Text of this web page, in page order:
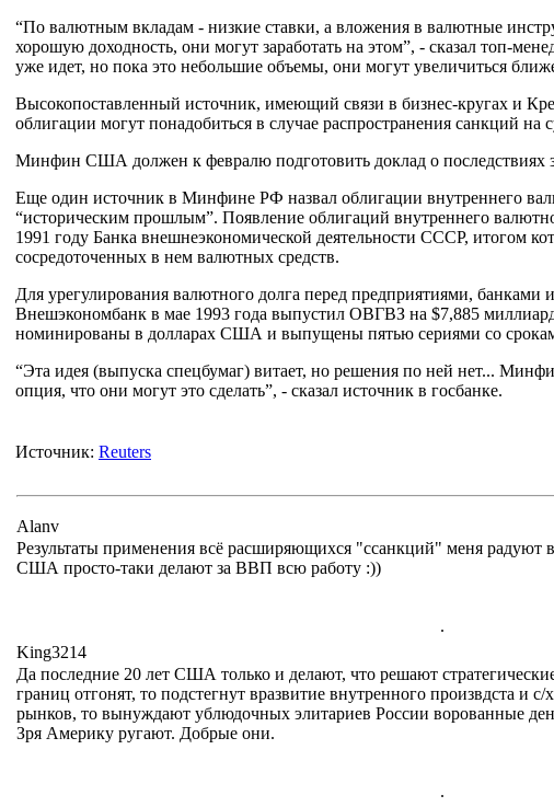
“По валютным вкладам - низкие ставки, а вложения в валютные
хорошую доходность, они могут заработать на этом”, - сказал топ-
уже идет, но пока это небольшие объемы, они могут увеличиться
Высокопоставленный источник, имеющий связи в бизнес-кругах и
облигации могут понадобиться в случае распространения санкций
Минфин США должен к февралю подготовить доклад о последствиях
Еще один источник в Минфине РФ назвал облигации внутреннего
“историческим прошлым”. Появление облигаций внутреннего
1991 году Банка внешнеэкономической деятельности СССР, итогом
сосредоточенных в нем валютных средств.
Для урегулирования валютного долга перед предприятиями,
Внешэкономбанк в мае 1993 года выпустил ОВГВЗ на $7,885
номинированы в долларах США и выпущены пятью сериями со
“Эта идея (выпуска спецбумаг) витает, но решения по ней нет...
опция, что они могут это сделать”, - сказал источник в госбанке.
Источник: Reuters
Alanv
Результаты применения всё расширяющихся "ссанкций" меня
США просто-таки делают за ВВП всю работу :))
.
King3214
Да последние 20 лет США только и делают, что решают
границ отгонят, то подстегнут вразвитие внутренного произвдста и
рынков, то вынуждают ублюдочных элитариев России ворованные
Зря Америку ругают. Добрые они.
.